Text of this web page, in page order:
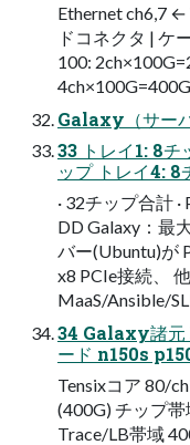
Ethernet ch6,7
ドコネクタ | ケ
100:
Galaxy（サー
33 トレイ1: 8チ
ップ トレイ4: 8
· 32チップ合計
DD Galaxy：最
バー(Ubuntu)が
x8 PCIe接続、
MaaS/Ansible/
34 Galaxy諸
ード n150s
Tensixコア 80/
(400G) チップ帯
Trace/LB帯域